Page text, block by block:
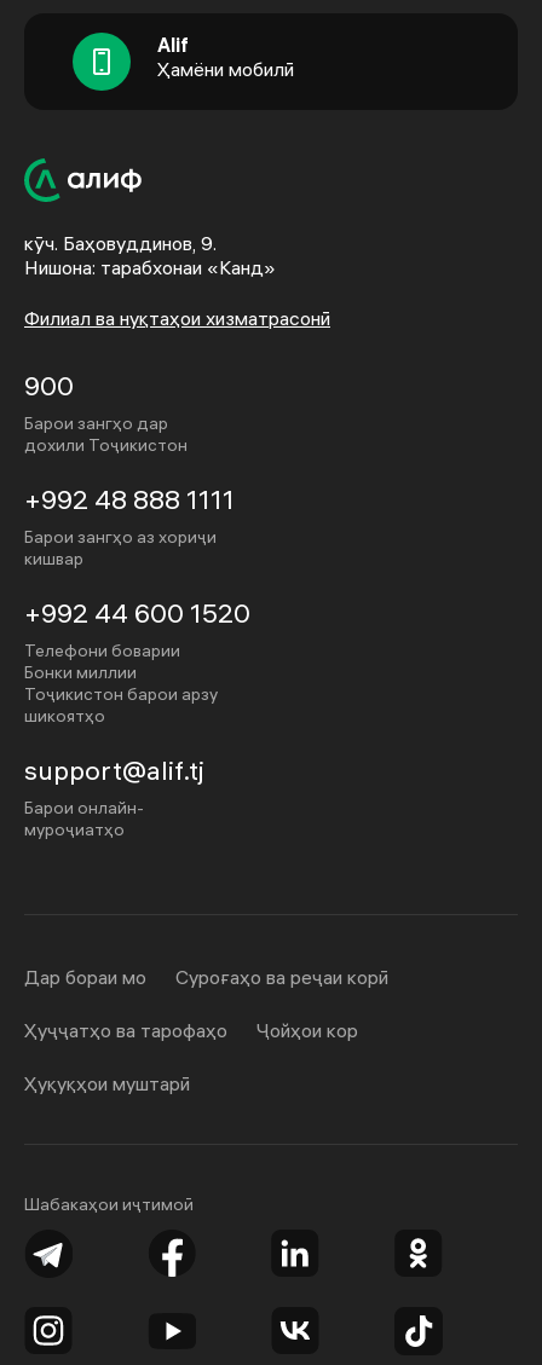
Alif
Ҳамёни мобилӣ
кӯч. Баҳовуддинов, 9.
Нишона: тарабхонаи «Канд»
Филиал ва нуқтаҳои хизматрасонӣ
900
Барои зангҳо дар
дохили Тоҷикистон
+992 48 888 1111
Барои зангҳо аз хориҷи
кишвар
+992 44 600 1520
Телефони боварии
Бонки миллии
Тоҷикистон барои арзу
шикоятҳо
support@alif.tj
Барои онлайн-
муроҷиатҳо
Шабакаҳои иҷтимоӣ
Дар бораи мо Суроғаҳо ва реҷаи корӣ
Ҳуҷҷатҳо ва тарофаҳо Ҷойҳои кор
Ҳуқуқҳои муштарӣ